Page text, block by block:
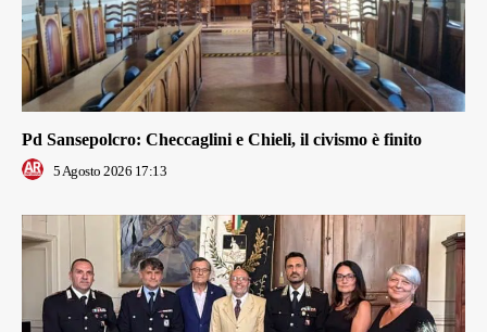
Pd Sansepolcro: Checcaglini e Chieli, il civismo è finito
5 Agosto 2026 17:13